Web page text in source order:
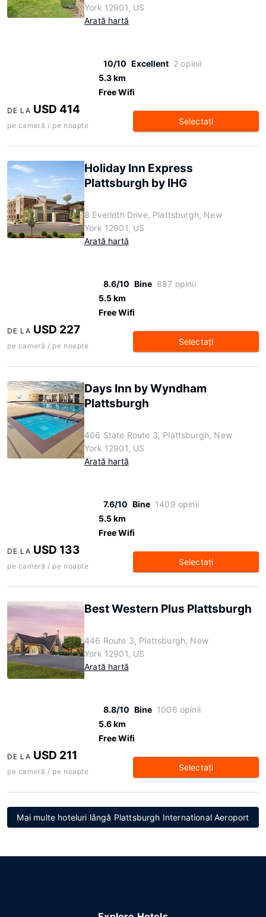
York 12901, US
Arată hartă
10/10 Excellent 2 opinii
5.3 km
Free Wifi
DE LA USD 414
pe cameră / pe noapte Selectaţi
Holiday Inn Express
Plattsburgh by IHG
8 Everleth Drive, Plattsburgh, New
York 12901, US
Arată hartă
8.6/10 Bine 887 opinii
5.5 km
Free Wifi
DE LA USD 227
pe cameră / pe noapte Selectaţi
Days Inn by Wyndham
Plattsburgh
406 State Route 3, Plattsburgh, New
York 12901, US
Arată hartă
7.6/10 Bine 1409 opinii
5.5 km
Free Wifi
DE LA USD 133
pe cameră / pe noapte Selectaţi
Best Western Plus Plattsburgh
446 Route 3, Plattsburgh, New
York 12901, US
Arată hartă
8.8/10 Bine 1006 opinii
5.6 km
Free Wifi
DE LA USD 211
pe cameră / pe noapte Selectaţi
Mai multe hoteluri lângă Plattsburgh International Aeroport